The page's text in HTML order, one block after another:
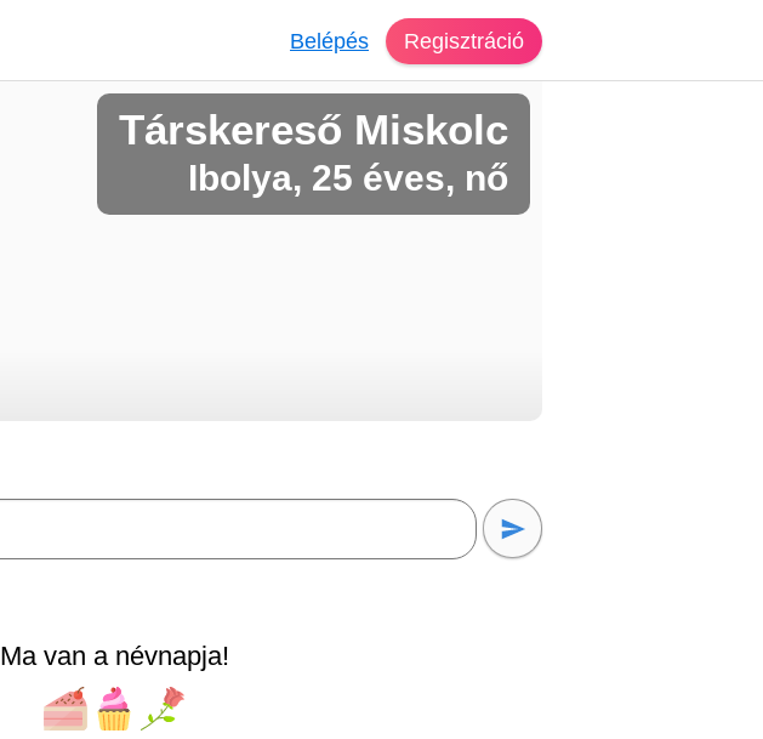
Belépés Regisztráció
Társkereső Miskolc
Ibolya, 25 éves, nő
Ma van a névnapja!